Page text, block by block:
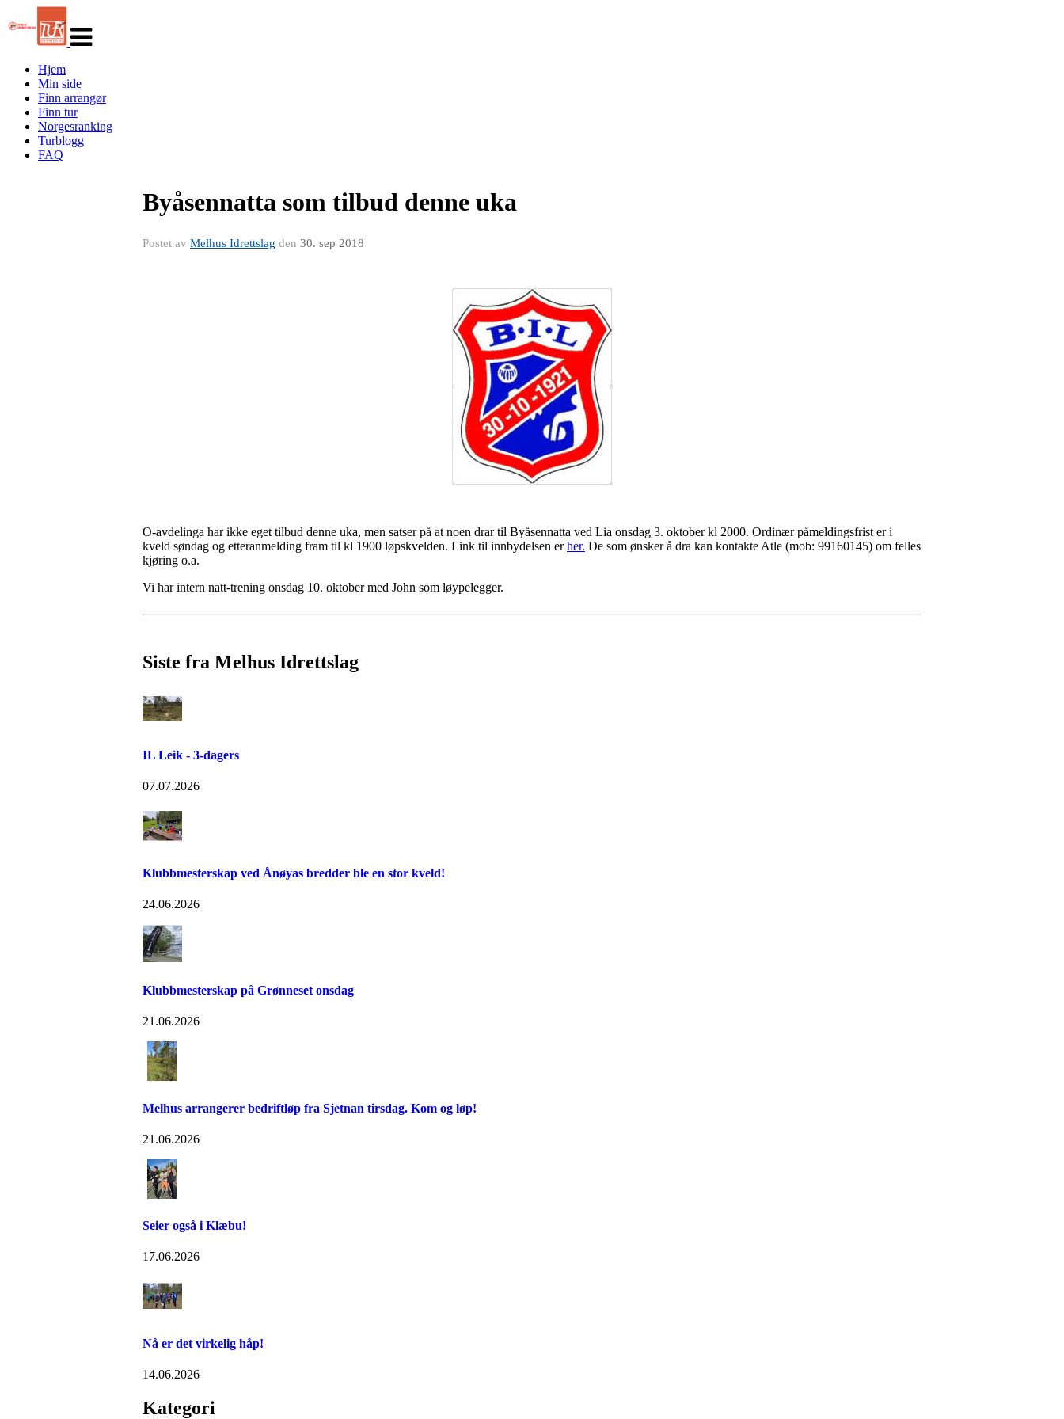
navigasjon
Hjem
Min side
Finn arrangør
Finn tur
Norgesranking
Turblogg
FAQ
Byåsennatta som tilbud denne uka
Postet av Melhus Idrettslag den 30. sep 2018
O-avdelinga har ikke eget tilbud denne uka, men satser på at noen drar til Byåsennatta ved Lia onsdag 3. oktober kl 2000. Ordinær påmeldingsfrist er i
kveld søndag og etteranmelding fram til kl 1900 løpskvelden. Link til innbydelsen erher. De som ønsker å dra kan kontakte Atle (mob: 99160145) om felles
kjøring o.a.
Vi har intern natt-trening onsdag 10. oktober med John som løypelegger.
Siste fra Melhus Idrettslag
IL Leik - 3-dagers
07.07.2026
Klubbmesterskap ved Ånøyas bredder ble en stor kveld!
24.06.2026
Klubbmesterskap på Grønneset onsdag
21.06.2026
Melhus arrangerer bedriftløp fra Sjetnan tirsdag. Kom og løp!
21.06.2026
Seier også i Klæbu!
17.06.2026
Nå er det virkelig håp!
14.06.2026
Kategori